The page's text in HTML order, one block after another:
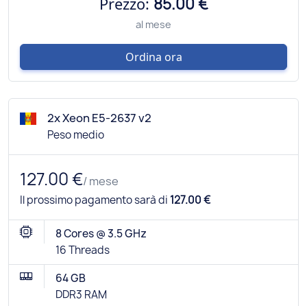
85.00 €
al mese
Ordina ora
2x Xeon E5-2637 v2
Peso medio
127.00 €/ mese
Il prossimo pagamento sarà di 127.00 €
8 Cores @ 3.5 GHz
16 Threads
64 GB
DDR3 RAM